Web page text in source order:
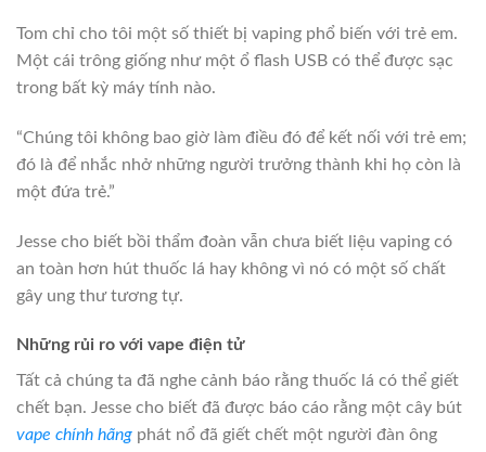
Tom chỉ cho tôi một số thiết bị vaping phổ biến với trẻ em.
Một cái trông giống như một ổ flash USB có thể được sạc
trong bất kỳ máy tính nào.
“Chúng tôi không bao giờ làm điều đó để kết nối với trẻ em;
đó là để nhắc nhở những người trưởng thành khi họ còn là
một đứa trẻ.”
Jesse cho biết bồi thẩm đoàn vẫn chưa biết liệu vaping có
an toàn hơn hút thuốc lá hay không vì nó có một số chất
gây ung thư tương tự.
Những rủi ro với vape điện tử
Tất cả chúng ta đã nghe cảnh báo rằng thuốc lá có thể giết
chết bạn. Jesse cho biết đã được báo cáo rằng một cây bút
vape chính hãng phát nổ đã giết chết một người đàn ông